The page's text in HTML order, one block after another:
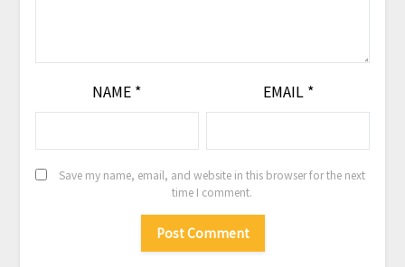
NAME * EMAIL *
Save my name, email, and website in this browser for the next
time I comment.